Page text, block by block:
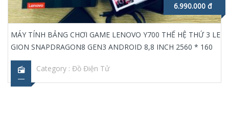
6.990.000 đ
MÁY TÍNH BẢNG CHƠI GAME LENOVO Y700 THẾ HỆ THỨ 3 LE
GION SNAPDRAGON8 GEN3 ANDROID 8,8 INCH 2560 * 160
Category : Đồ Điện Tử